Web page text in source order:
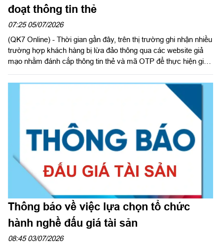
đoạt thông tin thẻ
07:25 05/07/2026
(QK7 Online) - Thời gian gần đây, trên thị trường ghi nhận nhiều
trường hợp khách hàng bị lừa đảo thông qua các website giả
mạo nhằm đánh cắp thông tin thẻ và mã OTP để thực hiện giao
giao diện tương tự website của doanh nghiệp, thương hiệu uy
tín hoặc cơ quan nhà nước để tạo lòng tin với khách hàng.
Thông báo về việc lựa chọn tổ chức
hành nghề đấu giá tài sản
08:45 03/07/2026